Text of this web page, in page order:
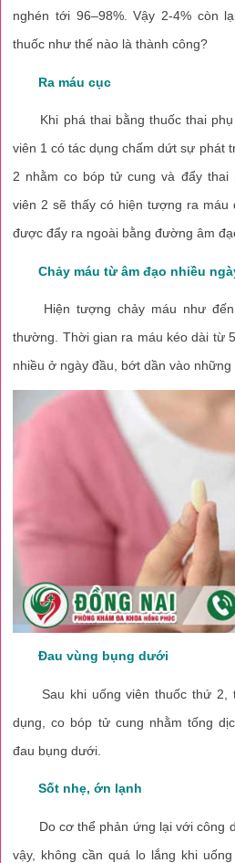
nghén tới 96–98%. Vậy 2-4% còn
thuốc như thế nào là thành công?
Ra máu cục
Khi phá thai bằng thuốc thai phụ
viên 1 có tác dụng chấm dứt sự phát
2 nhằm co bóp tử cung và đẩy thai
viên 2 sẽ thấy có hiện tượng ra máu
được đẩy ra ngoài bằng đường âm
Chảy máu từ âm đạo nhiều
Hiện tượng chảy máu như đến
thường. Thời gian ra máu kéo dài từ
nhiều ở ngày đầu, bớt dần vào những
Đau vùng bụng dưới
Sau khi uống viên thuốc thứ 2,
dụng, co bóp tử cung nhằm tống
đau bụng dưới.
Sốt nhẹ, ớn lạnh
Do cơ thể phản ứng lại với công
vậy, không cần quá lo lắng khi